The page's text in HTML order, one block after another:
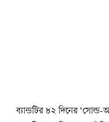
ব্যান্ডটির ৮২ দিনের